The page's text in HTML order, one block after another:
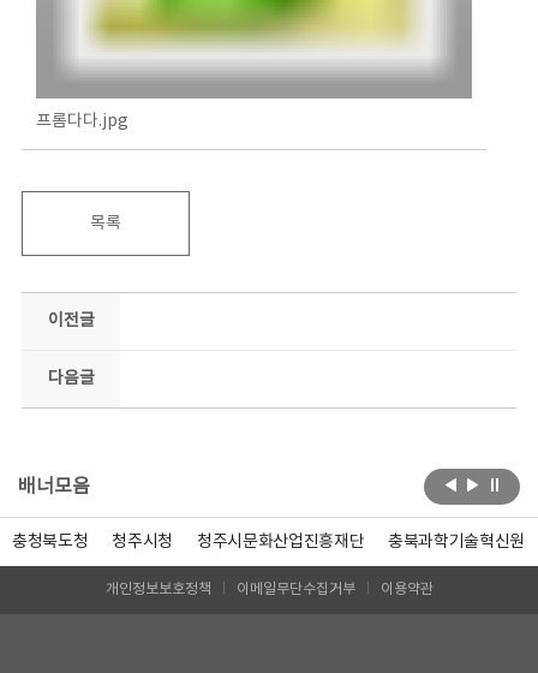
프롬다다.jpg
목록
이전글
다음글
배너모음
충청북도청 청주시청 청주시문화산업진흥재단 충북과학기술혁신원
개인정보보호정책 이메일무단수집거부 이용약관